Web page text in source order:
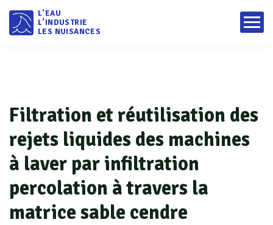
L'EAU
L'INDUSTRIE
LES NUISANCES
Filtration et réutilisation des
rejets liquides des machines
à laver par infiltration
percolation à travers la
matrice sable cendre